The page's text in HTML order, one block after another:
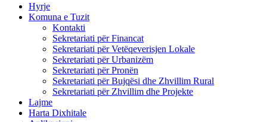
Hyrje
Komuna e Tuzit
Kontakti
Sekretariati për Financat
Sekretariati për Vetëqeverisjen Lokale
Sekretariati për Urbanizëm
Sekretariati për Pronën
Sekretariati për Bujqësi dhe Zhvillim Rural
Sekretariati për Zhvillim dhe Projekte
Lajme
Harta Dixhitale